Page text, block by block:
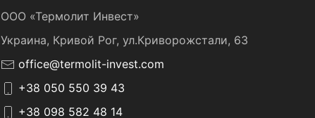
ООО «Термолит Инвест»
Украина, Кривой Рог, ул.Криворожстали, 63
office@termolit-invest.com
+38 050 550 39 43
+38 098 582 48 14